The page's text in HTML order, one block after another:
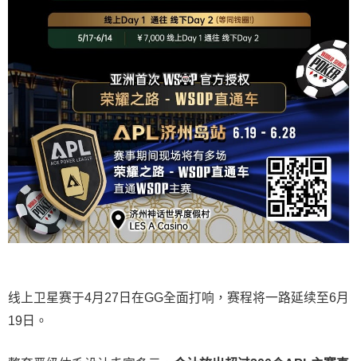
线上卫星赛于4月27日在GG全面打响，赛程将一路延续至6月
19日。